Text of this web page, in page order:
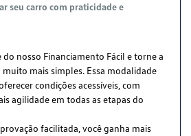
seu carro com praticidade e
do nosso Financiamento Fácil e torne a
mais simples. Essa modalidade
condições acessíveis, com
agilidade em todas as etapas do
facilitada, você ganha mais